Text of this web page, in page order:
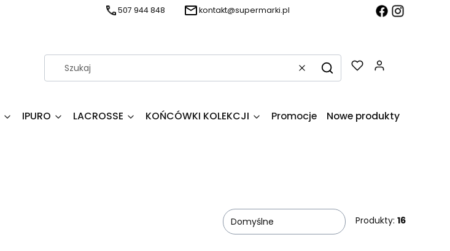
507 944 848 kontakt@supermarki.pl
WyczyśćSzukaj
IPURO LACROSSE KOŃCÓWKI KOLEKCJI Promocje Nowe produkty
Domyślne Produkty: 16